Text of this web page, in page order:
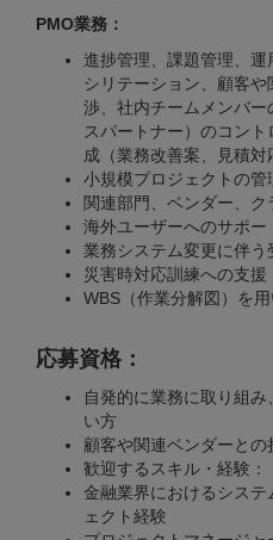
PMO業務：
進捗管理、課題管理、
シリテーション、顧客
渉、社内チームメンバ
スパートナー）のコン
成（業務改善案、見積対
小規模プロジェクトの管
関連部門、ベンダー、
海外ユーザーへのサポー
業務システム変更に伴う
災害時対応訓練への支援
WBS（作業分解図）を
応募資格：
自発的に業務に取り組
い方
顧客や関連ベンダーとの
歓迎するスキル・経験：
金融業界におけるシス
ェクト経験